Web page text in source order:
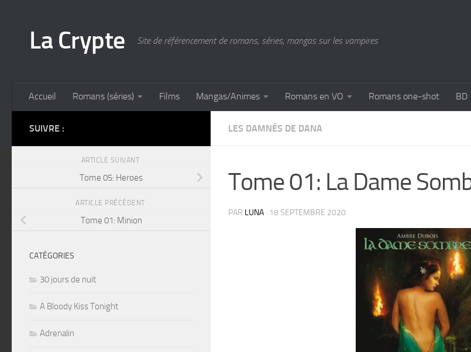
La Crypte Site de référencement de romans, séries, mangas sur les vampires
Accueil Romans (séries) Films Mangas/Animes Romans en VO Romans one-shot BD
LES DAMNÉS DE DANA
Tome 01: La Dame
PAR LUNA · 18 SEPTEMBRE 2020
SUIVRE :
ARTICLE SUIVANT
Tome 05: Heroes
ARTICLE PRÉCÉDENT
Tome 01: Minion
CATÉGORIES
30 jours de nuit
A Bloody Kiss Tonight
Adrenalin